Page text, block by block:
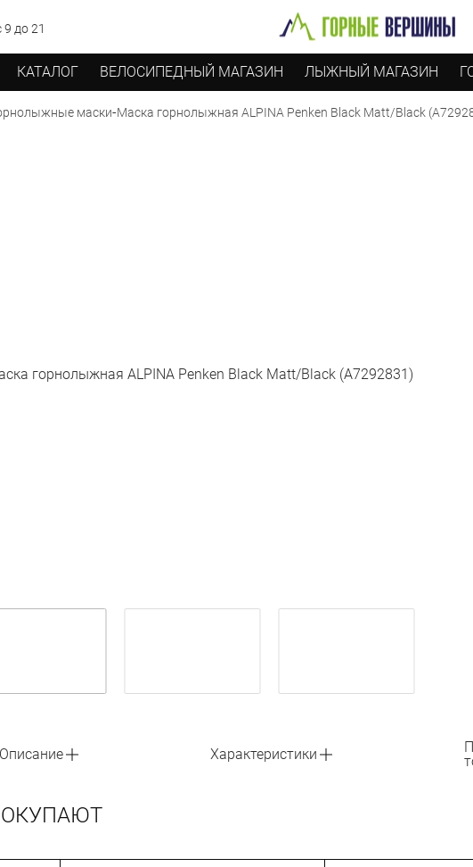
9 до 21
КАТАЛОГ ВЕЛОСИПЕДНЫЙ МАГАЗИН ЛЫЖНЫЙ МАГАЗИН
маски-Маска горнолыжная ALPINA Penken Black Matt/Black
Описание Характеристики